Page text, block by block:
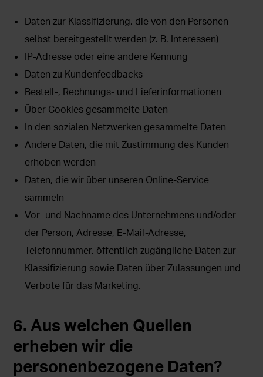
Daten zur Klassifizierung, die von den Personen
selbst bereitgestellt werden (z. B. Interessen)
IP-Adresse oder eine andere Kennung
Daten zu Kundenfeedbacks
Bestell-, Rechnungs- und Lieferinformationen
Über Cookies gesammelte Daten
In den sozialen Netzwerken gesammelte Daten
Andere Daten, die mit Zustimmung des Kunden
erhoben werden
Daten, die wir über unseren Online-Service
sammeln
Vor- und Nachname des Unternehmens und/oder
der Person, Adresse, E-Mail-Adresse,
Telefonnummer, öffentlich zugängliche Daten zur
Klassifizierung sowie Daten über Zulassungen und
Verbote für das Marketing.
6. Aus welchen Quellen
erheben wir die
personenbezogene Daten?